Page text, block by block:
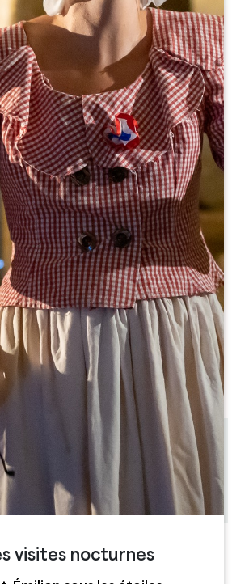
A partir de
8€
Château Mondorion
719 Route de Mondou
SAINT-SULPICE DE FALEYRENS
RÉSERVER
06 79 34 65 05
catcruse2@gmail.com
MOIS D'OUVERTURE
F M A M J J A S O N D
JOURS D'OUVERTURE
L M
AM
J
AM
V
AM
S
AM
PM
visites nocturnes